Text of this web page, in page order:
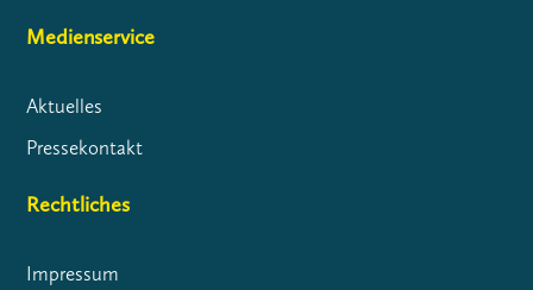
Medienservice
Aktuelles
Pressekontakt
Rechtliches
Impressum